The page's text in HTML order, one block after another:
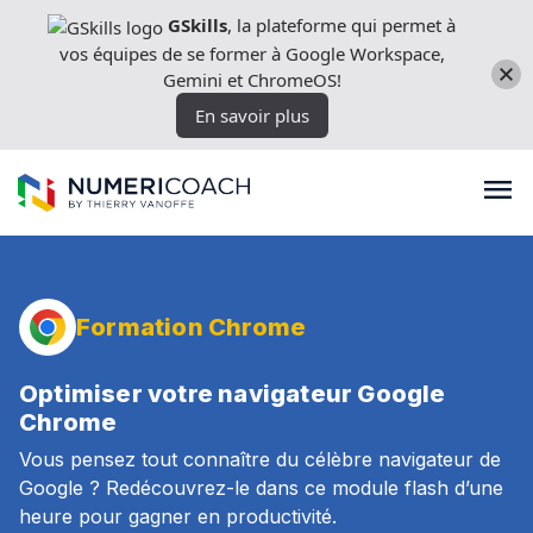
directement
Formations
Expertises techniques
Licences
Formation Chrome
Optimiser votre navigateur Google
Chrome
Vous pensez tout connaître du célèbre navigateur de
Google ? Redécouvrez-le dans ce module flash d’une
heure pour gagner en productivité.
GSkills, la plateforme qui permet à
vos équipes de se former à Google Workspace,
Gemini et ChromeOS!
En savoir plus